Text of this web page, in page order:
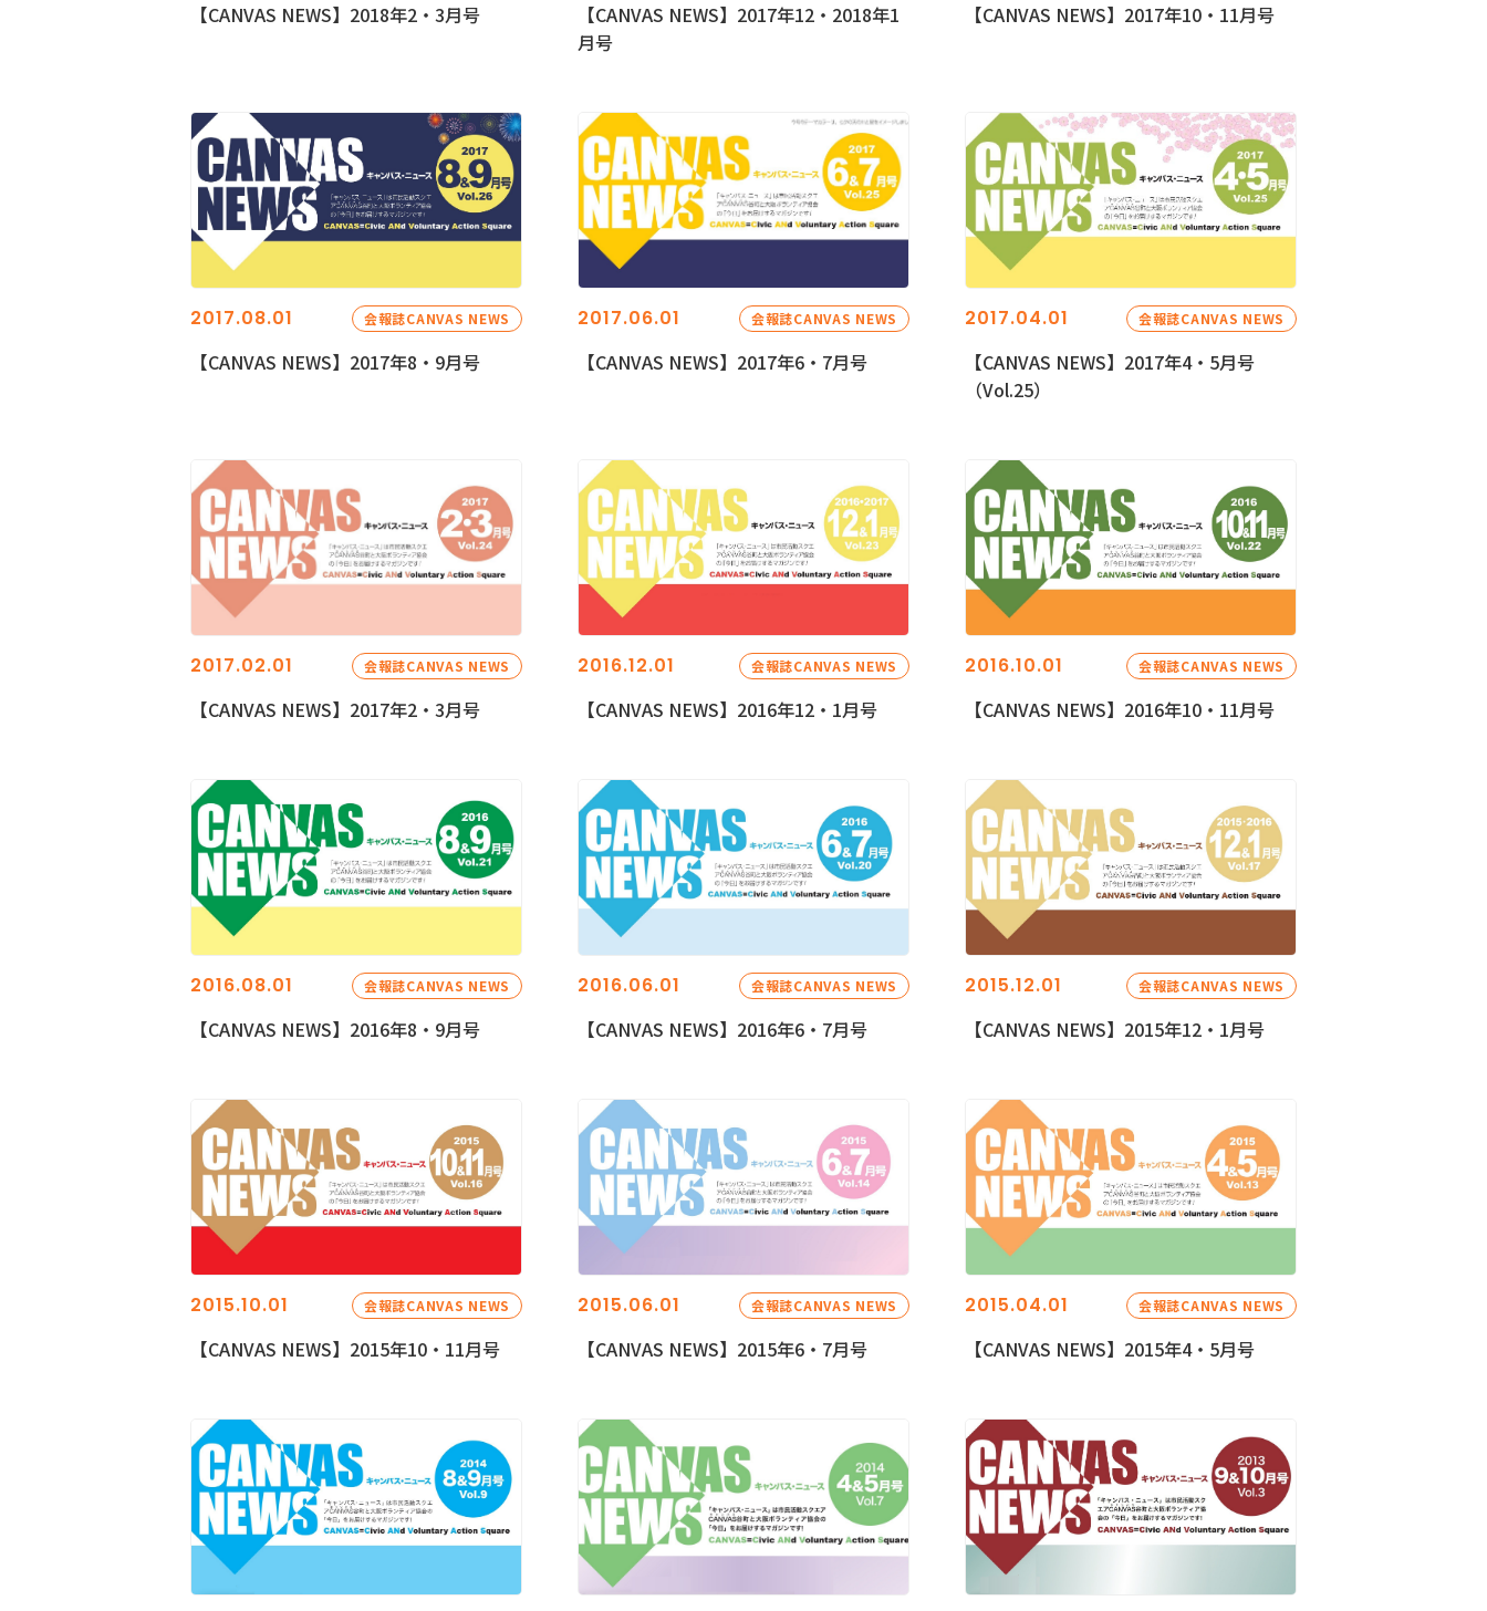
【CANVAS NEWS】2018年2・3月号
【CANVAS NEWS】2017年12・2018年1
月号
【CANVAS NEWS】2017年10・11月号
2017.08.01 会報誌CANVAS NEWS
【CANVAS NEWS】2017年8・9月号
2017.06.01 会報誌CANVAS NEWS
【CANVAS NEWS】2017年6・7月号
2017.04.01 会報誌CANVAS NEWS
【CANVAS NEWS】2017年4・5月号
（Vol.25）
2017.02.01 会報誌CANVAS NEWS
【CANVAS NEWS】2017年2・3月号
2016.12.01 会報誌CANVAS NEWS
【CANVAS NEWS】2016年12・1月号
2016.10.01 会報誌CANVAS NEWS
【CANVAS NEWS】2016年10・11月号
2016.08.01 会報誌CANVAS NEWS
【CANVAS NEWS】2016年8・9月号
2016.06.01 会報誌CANVAS NEWS
【CANVAS NEWS】2016年6・7月号
2015.12.01 会報誌CANVAS NEWS
【CANVAS NEWS】2015年12・1月号
2015.10.01 会報誌CANVAS NEWS
【CANVAS NEWS】2015年10・11月号
2015.06.01 会報誌CANVAS NEWS
【CANVAS NEWS】2015年6・7月号
2015.04.01 会報誌CANVAS NEWS
【CANVAS NEWS】2015年4・5月号